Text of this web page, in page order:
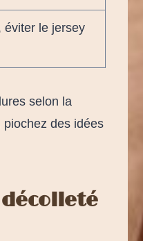
éviter le jersey
selon la
des idées